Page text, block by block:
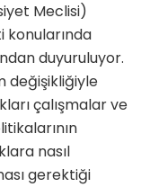
Meclisi)
konularında
duyuruluyor.
değişikliğiyle
çalışmalar ve
nasıl
gerektiği